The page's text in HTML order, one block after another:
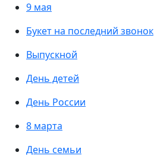
9 мая
Букет на последний звонок
Выпускной
День детей
День России
8 марта
День семьи